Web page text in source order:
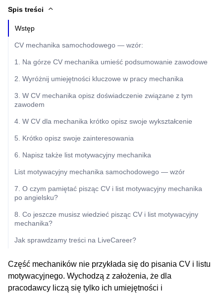
Spis treści
Wstęp
CV mechanika samochodowego — wzór:
1. Na górze CV mechanika umieść podsumowanie zawodowe
2. Wyróżnij umiejętności kluczowe w pracy mechanika
3. W CV mechanika opisz doświadczenie związane z tym
zawodem
4. W CV dla mechanika krótko opisz swoje wykształcenie
5. Krótko opisz swoje zainteresowania
6. Napisz także list motywacyjny mechanika
List motywacyjny mechanika samochodowego — wzór
7. O czym pamiętać pisząc CV i list motywacyjny mechanika
po angielsku?
8. Co jeszcze musisz wiedzieć pisząc CV i list motywacyjny
mechanika?
Jak sprawdzamy treści na LiveCareer?
Część mechaników nie przykłada się do pisania CV i listu
motywacyjnego. Wychodzą z założenia, że dla
pracodawcy liczą się tylko ich umiejętności i